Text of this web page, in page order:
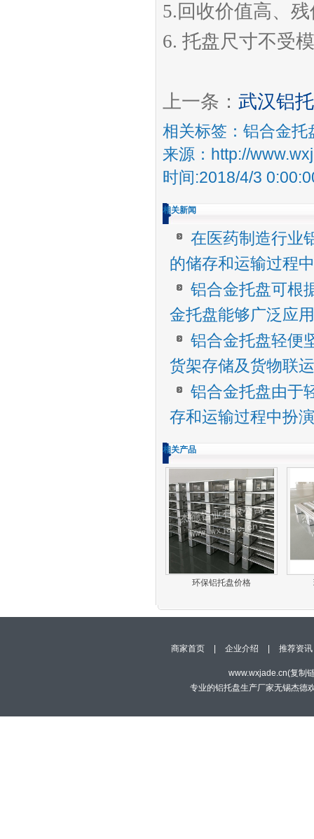
5.回收价值高、
6. 托盘尺寸不受
上一条： 武汉铝
相关标签： 铝合金托
来源：http://
时间:2018/4/3
相关新闻
在医药制造行业
的储存和运输过程
铝合金托盘可根
金托盘能够广泛应
铝合金托盘轻便
货架存储及货物联
铝合金托盘由于
存和运输过程中扮
相关产品
环保铝托盘价格
商家首页 企业介绍 推荐资讯
www.wxjade.cn(复制
专业的铝托盘生产厂家无锡杰德